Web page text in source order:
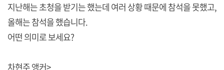
지난해는 초청을 받기는 했는데 여러 상황 때문에 참석을 못했고,
올해는 참석을 했습니다.
어떤 의미로 보세요?
차현주 앵커>